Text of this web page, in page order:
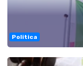
Politica